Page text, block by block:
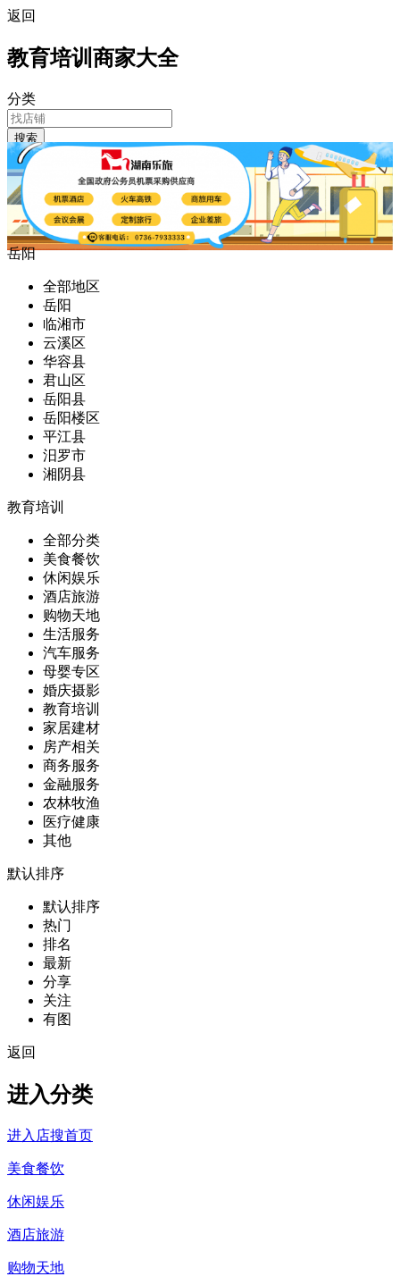
返回
教育培训商家大全
分类
搜索
岳阳
全部地区
岳阳
临湘市
云溪区
华容县
君山区
岳阳县
岳阳楼区
平江县
汨罗市
湘阴县
教育培训
全部分类
美食餐饮
休闲娱乐
酒店旅游
购物天地
生活服务
汽车服务
母婴专区
婚庆摄影
教育培训
家居建材
房产相关
商务服务
金融服务
农林牧渔
医疗健康
其他
默认排序
默认排序
热门
排名
最新
分享
关注
有图
返回
进入分类
进入店搜首页
美食餐饮
休闲娱乐
酒店旅游
购物天地